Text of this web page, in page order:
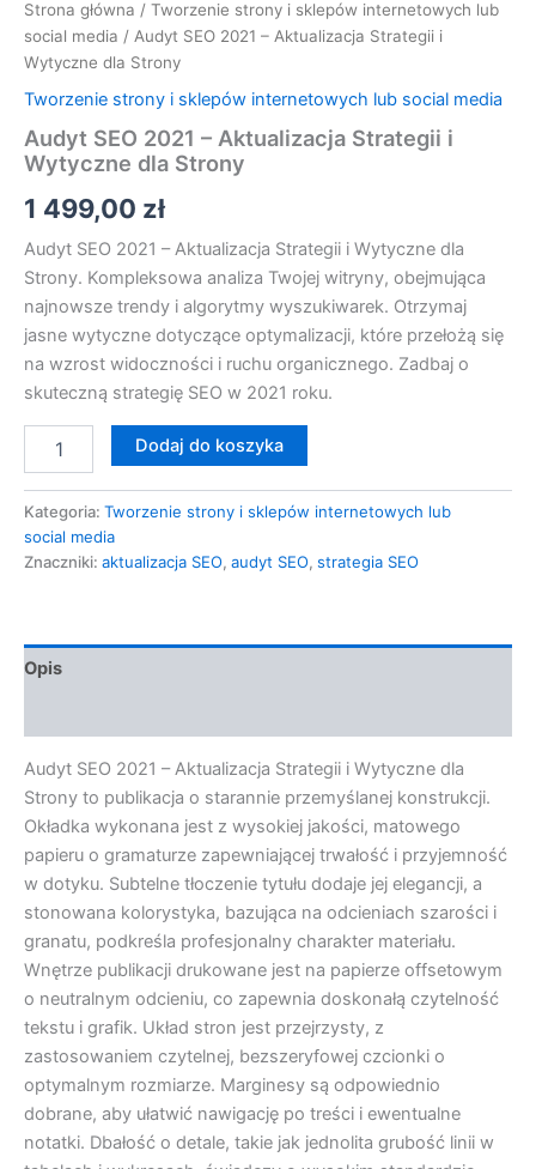
Strona główna / Tworzenie strony i sklepów internetowych lub
social media / Audyt SEO 2021 – Aktualizacja Strategii i
Wytyczne dla Strony
Tworzenie strony i sklepów internetowych lub social media
Audyt SEO 2021 – Aktualizacja Strategii i
Wytyczne dla Strony
1 499,00 zł
Audyt SEO 2021 – Aktualizacja Strategii i Wytyczne dla
Strony. Kompleksowa analiza Twojej witryny, obejmująca
najnowsze trendy i algorytmy wyszukiwarek. Otrzymaj
jasne wytyczne dotyczące optymalizacji, które przełożą się
na wzrost widoczności i ruchu organicznego. Zadbaj o
skuteczną strategię SEO w 2021 roku.
Dodaj do koszyka
Kategoria: Tworzenie strony i sklepów internetowych lub
social media
Znaczniki: aktualizacja SEO, audyt SEO, strategia SEO
Opis
Audyt SEO 2021 – Aktualizacja Strategii i Wytyczne dla
Strony to publikacja o starannie przemyślanej konstrukcji.
Okładka wykonana jest z wysokiej jakości, matowego
papieru o gramaturze zapewniającej trwałość i przyjemność
w dotyku. Subtelne tłoczenie tytułu dodaje jej elegancji, a
stonowana kolorystyka, bazująca na odcieniach szarości i
granatu, podkreśla profesjonalny charakter materiału.
Wnętrze publikacji drukowane jest na papierze offsetowym
o neutralnym odcieniu, co zapewnia doskonałą czytelność
tekstu i grafik. Układ stron jest przejrzysty, z
zastosowaniem czytelnej, bezszeryfowej czcionki o
optymalnym rozmiarze. Marginesy są odpowiednio
dobrane, aby ułatwić nawigację po treści i ewentualne
notatki. Dbałość o detale, takie jak jednolita grubość linii w